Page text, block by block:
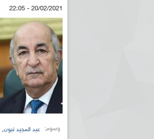
20/02/2021 - 22:05
وسوم: عبد المجيد تبون,